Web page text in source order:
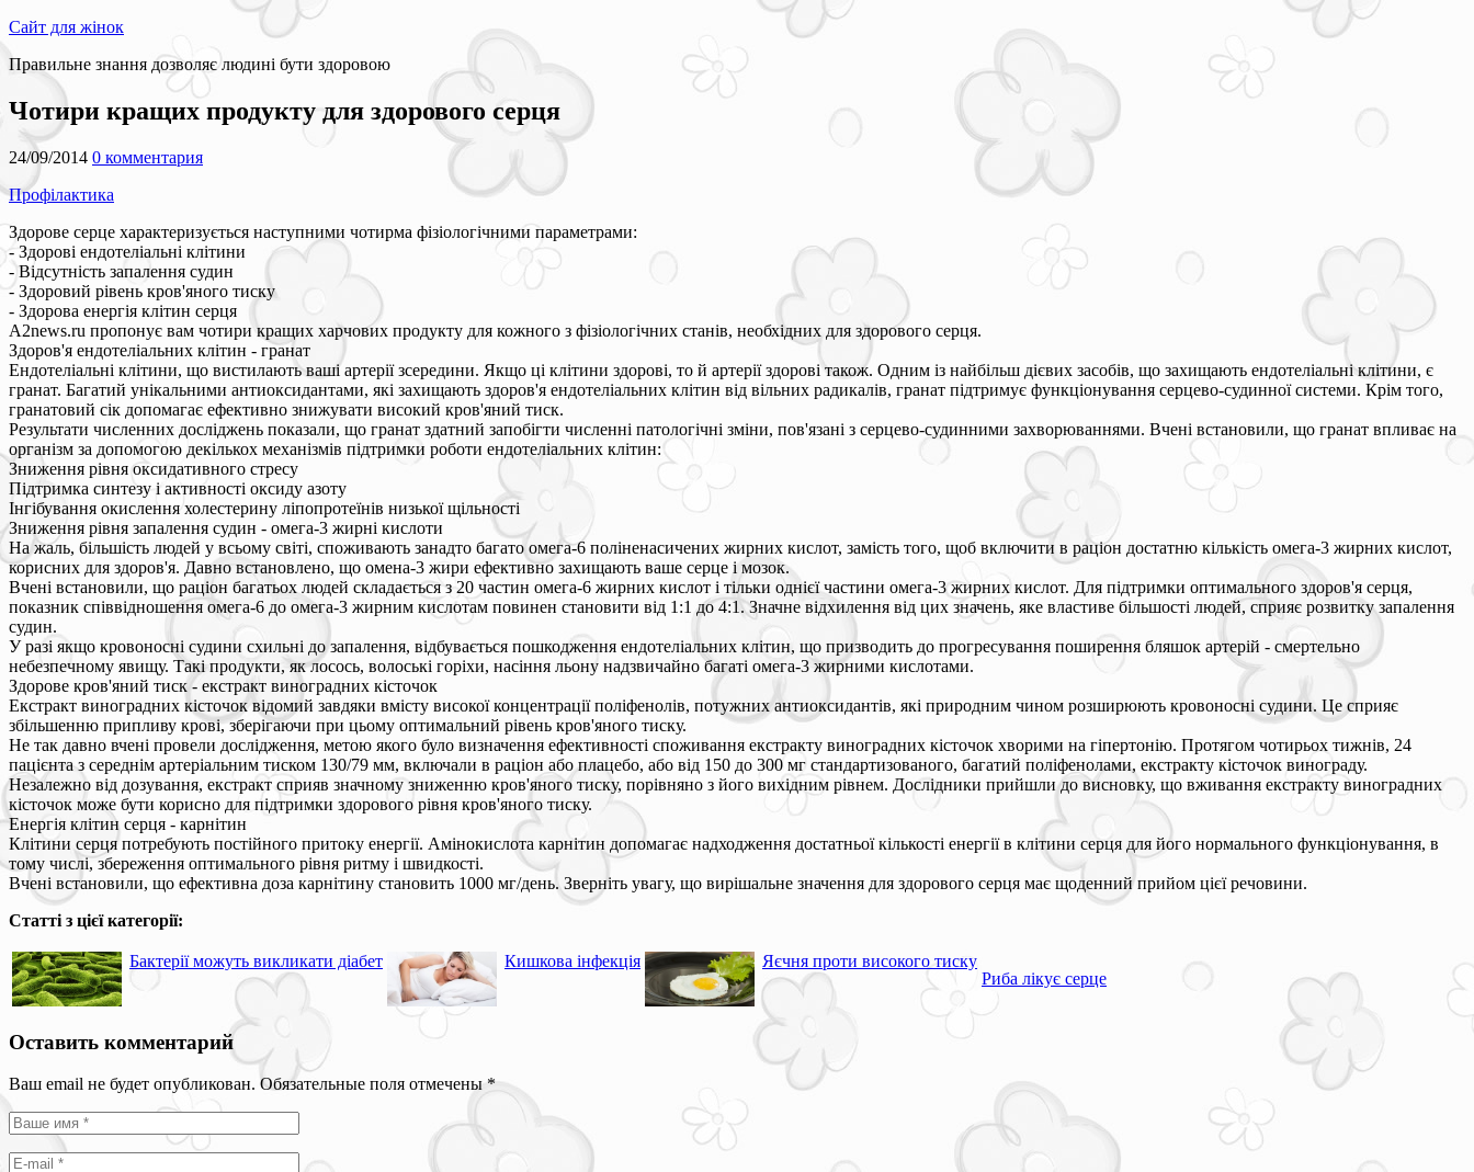
Сайт для жінок
Правильне знання дозволяє людині бути здоровою
Чотири кращих продукту для здорового серця
24/09/2014 0 комментария
Профілактика
Здорове серце характеризується наступними чотирма фізіологічними параметрами:
- Здорові ендотеліальні клітини
- Відсутність запалення судин
- Здоровий рівень кров'яного тиску
- Здорова енергія клітин серця
A2news.ru пропонує вам чотири кращих харчових продукту для кожного з фізіологічних станів, необхідних для здорового серця.
Здоров'я ендотеліальних клітин - гранат
Ендотеліальні клітини, що вистилають ваші артерії зсередини. Якщо ці клітини здорові, то й артерії здорові також. Одним із найбільш дієвих засобів, що захищають ендотеліальні клітини, є
гранат. Багатий унікальними антиоксидантами, які захищають здоров'я ендотеліальних клітин від вільних радикалів, гранат підтримує функціонування серцево-судинної системи. Крім того,
гранатовий сік допомагає ефективно знижувати високий кров'яний тиск.
Результати численних досліджень показали, що гранат здатний запобігти численні патологічні зміни, пов'язані з серцево-судинними захворюваннями. Вчені встановили, що гранат впливає на
організм за допомогою декількох механізмів підтримки роботи ендотеліальних клітин:
Зниження рівня оксидативного стресу
Підтримка синтезу і активності оксиду азоту
Інгібування окислення холестерину ліпопротеїнів низької щільності
Зниження рівня запалення судин - омега-3 жирні кислоти
На жаль, більшість людей у всьому світі, споживають занадто багато омега-6 поліненасичених жирних кислот, замість того, щоб включити в раціон достатню кількість омега-3 жирних кислот,
корисних для здоров'я. Давно встановлено, що омена-3 жири ефективно захищають ваше серце і мозок.
Вчені встановили, що раціон багатьох людей складається з 20 частин омега-6 жирних кислот і тільки однієї частини омега-3 жирних кислот. Для підтримки оптимального здоров'я серця,
показник співвідношення омега-6 до омега-3 жирним кислотам повинен становити від 1:1 до 4:1. Значне відхилення від цих значень, яке властиве більшості людей, сприяє розвитку запалення
судин.
У разі якщо кровоносні судини схильні до запалення, відбувається пошкодження ендотеліальних клітин, що призводить до прогресування поширення бляшок артерій - смертельно
небезпечному явищу. Такі продукти, як лосось, волоські горіхи, насіння льону надзвичайно багаті омега-3 жирними кислотами.
Здорове кров'яний тиск - екстракт виноградних кісточок
Екстракт виноградних кісточок відомий завдяки вмісту високої концентрації поліфенолів, потужних антиоксидантів, які природним чином розширюють кровоносні судини. Це сприяє
збільшенню припливу крові, зберігаючи при цьому оптимальний рівень кров'яного тиску.
Не так давно вчені провели дослідження, метою якого було визначення ефективності споживання екстракту виноградних кісточок хворими на гіпертонію. Протягом чотирьох тижнів, 24
пацієнта з середнім артеріальним тиском 130/79 мм, включали в раціон або плацебо, або від 150 до 300 мг стандартизованого, багатий поліфенолами, екстракту кісточок винограду.
Незалежно від дозування, екстракт сприяв значному зниженню кров'яного тиску, порівняно з його вихідним рівнем. Дослідники прийшли до висновку, що вживання екстракту виноградних
кісточок може бути корисно для підтримки здорового рівня кров'яного тиску.
Енергія клітин серця - карнітин
Клітини серця потребують постійного притоку енергії. Амінокислота карнітин допомагає надходження достатньої кількості енергії в клітини серця для його нормального функціонування, в
тому числі, збереження оптимального рівня ритму і швидкості.
Вчені встановили, що ефективна доза карнітину становить 1000 мг/день. Зверніть увагу, що вирішальне значення для здорового серця має щоденний прийом цієї речовини.
Статті з цієї категорії:
Бактерії можуть викликати діабет Кишкова інфекція
Яєчня проти високого тиску
Риба лікує серце
Оставить комментарий
Ваш email не будет опубликован. Обязательные поля отмечены *